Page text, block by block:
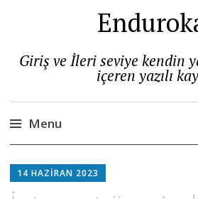
Giriş ve İleri seviye kendin
içeren yazılı
Menu
to
content
14 HAZIRAN 2023